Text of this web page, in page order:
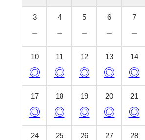
3
－
4
－
5
－
6
－
7
－
10
◎
11
◎
12
◎
13
◎
14
◎
17
◎
18
◎
19
◎
20
◎
21
◎
24 25 26 27 28